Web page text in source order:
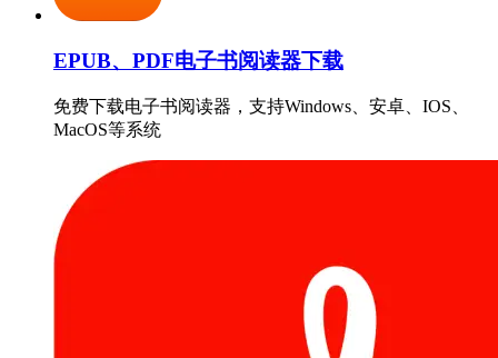
EPUB、PDF电子书阅读器下载
免费下载电子书阅读器，支持Windows、安卓、IOS、
MacOS等系统